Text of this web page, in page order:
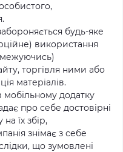
будь-яке
використання
торгівля ними або
матеріалів.
мобільному додатку
про себе достовірні
їх збір,
знімає з себе
що зумовлені